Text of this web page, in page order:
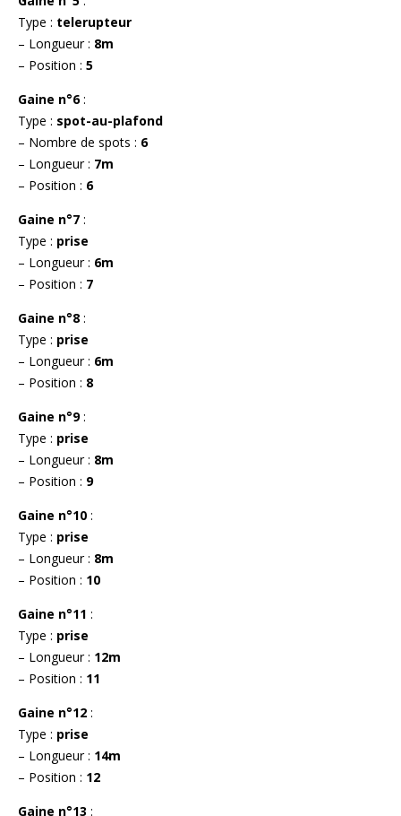
Type : telerupteur
– Longueur : 8m
– Position : 5
Gaine n°6:
Type : spot-au-plafond
– Nombre de spots : 6
– Longueur : 7m
– Position : 6
Gaine n°7 :
Type : prise
– Longueur : 6m
– Position : 7
Gaine n°8 :
Type : prise
– Longueur : 6m
– Position : 8
Gaine n°9:
Type : prise
– Longueur : 8m
– Position : 9
Gaine n°10 :
Type : prise
– Longueur : 8m
– Position : 10
Gaine n°11 :
Type : prise
– Longueur : 12m
– Position : 11
Gaine n°12 :
Type : prise
– Longueur : 14m
– Position : 12
Gaine n°13 :